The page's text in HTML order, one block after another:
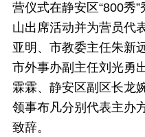
营仪式在静安区“800秀
山出席活动并为营员代
亚明、市教委主任朱新
市外事办副主任刘光勇
霖霖、静安区副区长龙
领事布凡分别代表主办
致辞。